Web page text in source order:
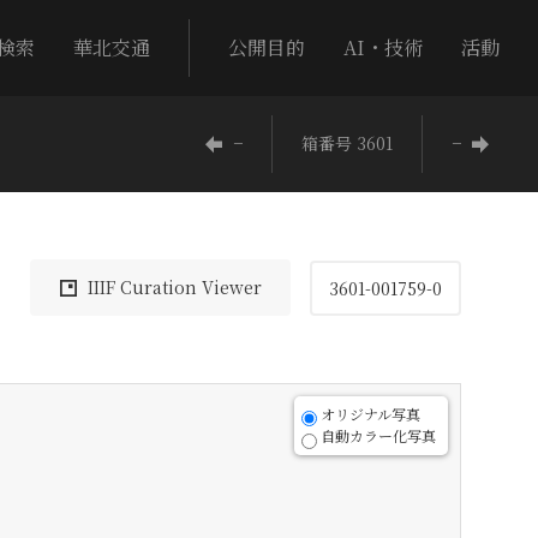
索 華北交通 公開目的 AI・技術 活動
− 箱番号 3601 −
IIIF Curation Viewer 3601-001759-0
オリジナル写真
自動カラー化写真